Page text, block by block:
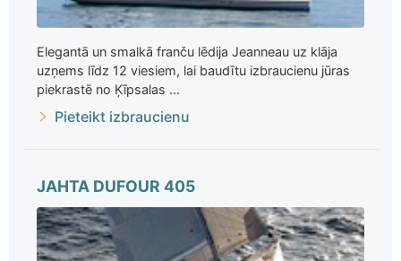
Elegantā un smalkā franču lēdija Jeanneau uz klāja
uzņems līdz 12 viesiem, lai baudītu izbraucienu jūras
piekrastē no Ķīpsalas ...
Pieteikt izbraucienu
JAHTA DUFOUR 405